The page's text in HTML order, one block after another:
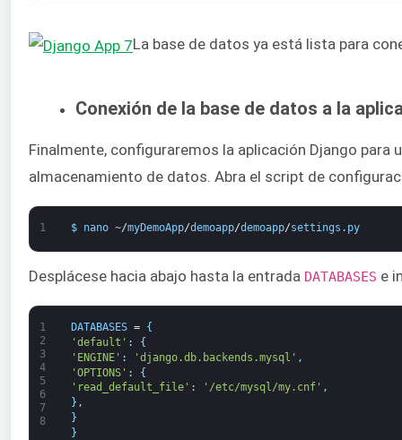
La base de datos ya está lista para
Conexión de la base de datos a la
Finalmente, configuraremos la aplicación Django para
almacenamiento de datos. Abra el script de
1 $ nano ~/myDemoApp/demoapp/demoapp/settings . py
Desplácese hacia abajo hasta la entrada DATABASES e
1
2
3
4
5
6
7
8
DATABASES =
{
'default' :
{
'ENGINE' : 'django.db.backends.mysql' ,
'OPTIONS' :
{
'read_default_file' : '/etc/mysql/my.cnf' ,
} ,
}
}